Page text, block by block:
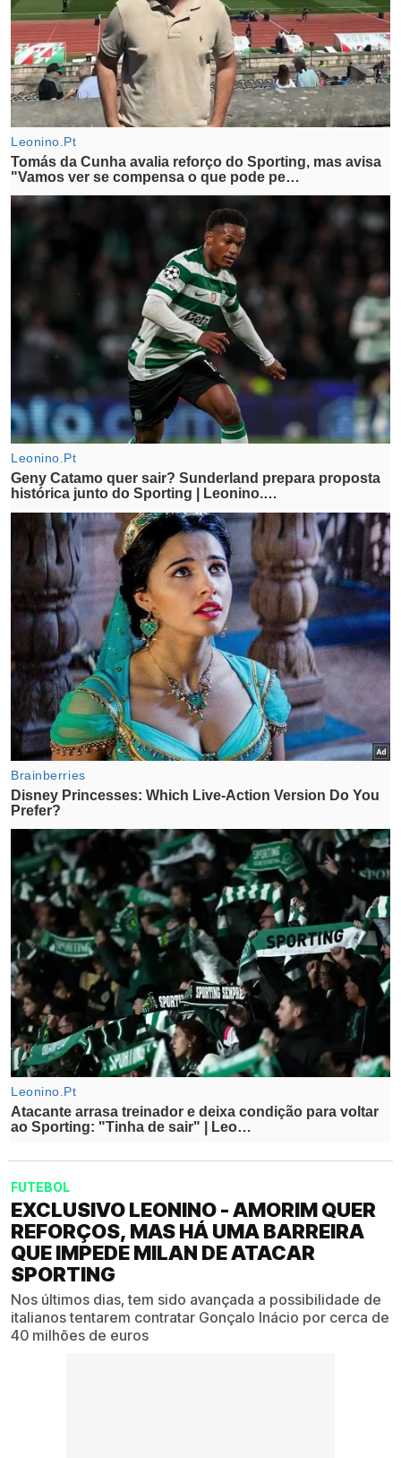
FUTEBOL
EXCLUSIVO LEONINO - AMORIM QUER
REFORÇOS, MAS HÁ UMA BARREIRA
QUE IMPEDE MILAN DE ATACAR
SPORTING
Nos últimos dias, tem sido avançada a possibilidade de
italianos tentarem contratar Gonçalo Inácio por cerca de
40 milhões de euros